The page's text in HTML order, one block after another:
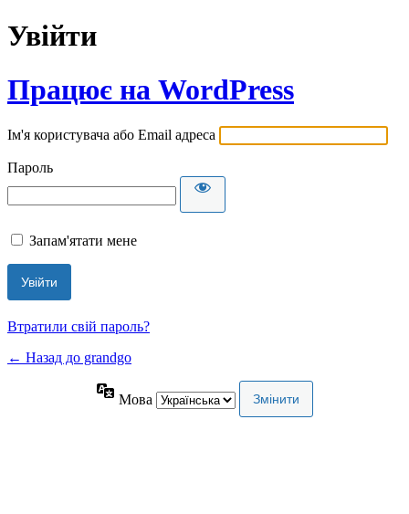
Увійти
Працює на WordPress
Ім'я користувача або Email адреса
Пароль
Запам'ятати мене
Втратили свій пароль?
← Назад до grandgo
Мова